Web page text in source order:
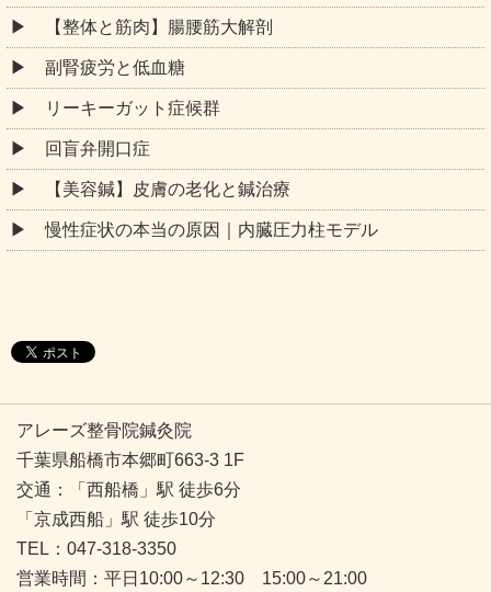
慢性症状の本当の原因｜内臓圧力柱モデル
アレーズ整骨院鍼灸院
千葉県船橋市本郷町663-3 1F
TEL：047-318-3350
土日祝 10:00～15:00
定休日：年中無休（年末年始を除く）
駐車場：あり
Copyright © 2026西船橋で整体なら「アレーズ整骨院鍼灸院」
PC表示